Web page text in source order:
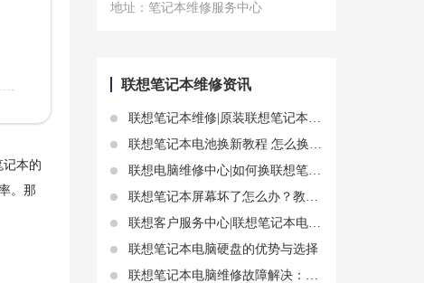
本的
。那
地址：笔记本维修服务中心
联想笔记本维修资讯
联想笔记本维修|原装联想笔记本电池价格 从几方面详细介绍
联想笔记本电池换新教程 怎么换联想笔记本电池
联想电脑维修中心|如何换联想笔记本屏幕 换联想笔记本屏幕步骤
联想笔记本屏幕坏了怎么办？教你自己动手换屏的方法
联想客户服务中心|联想笔记本电脑死机原因有哪？怎么重启
联想笔记本电脑硬盘的优势与选择
联想笔记本电脑维修故障解决：笔记本电脑无法通过无线路由器来共享上网